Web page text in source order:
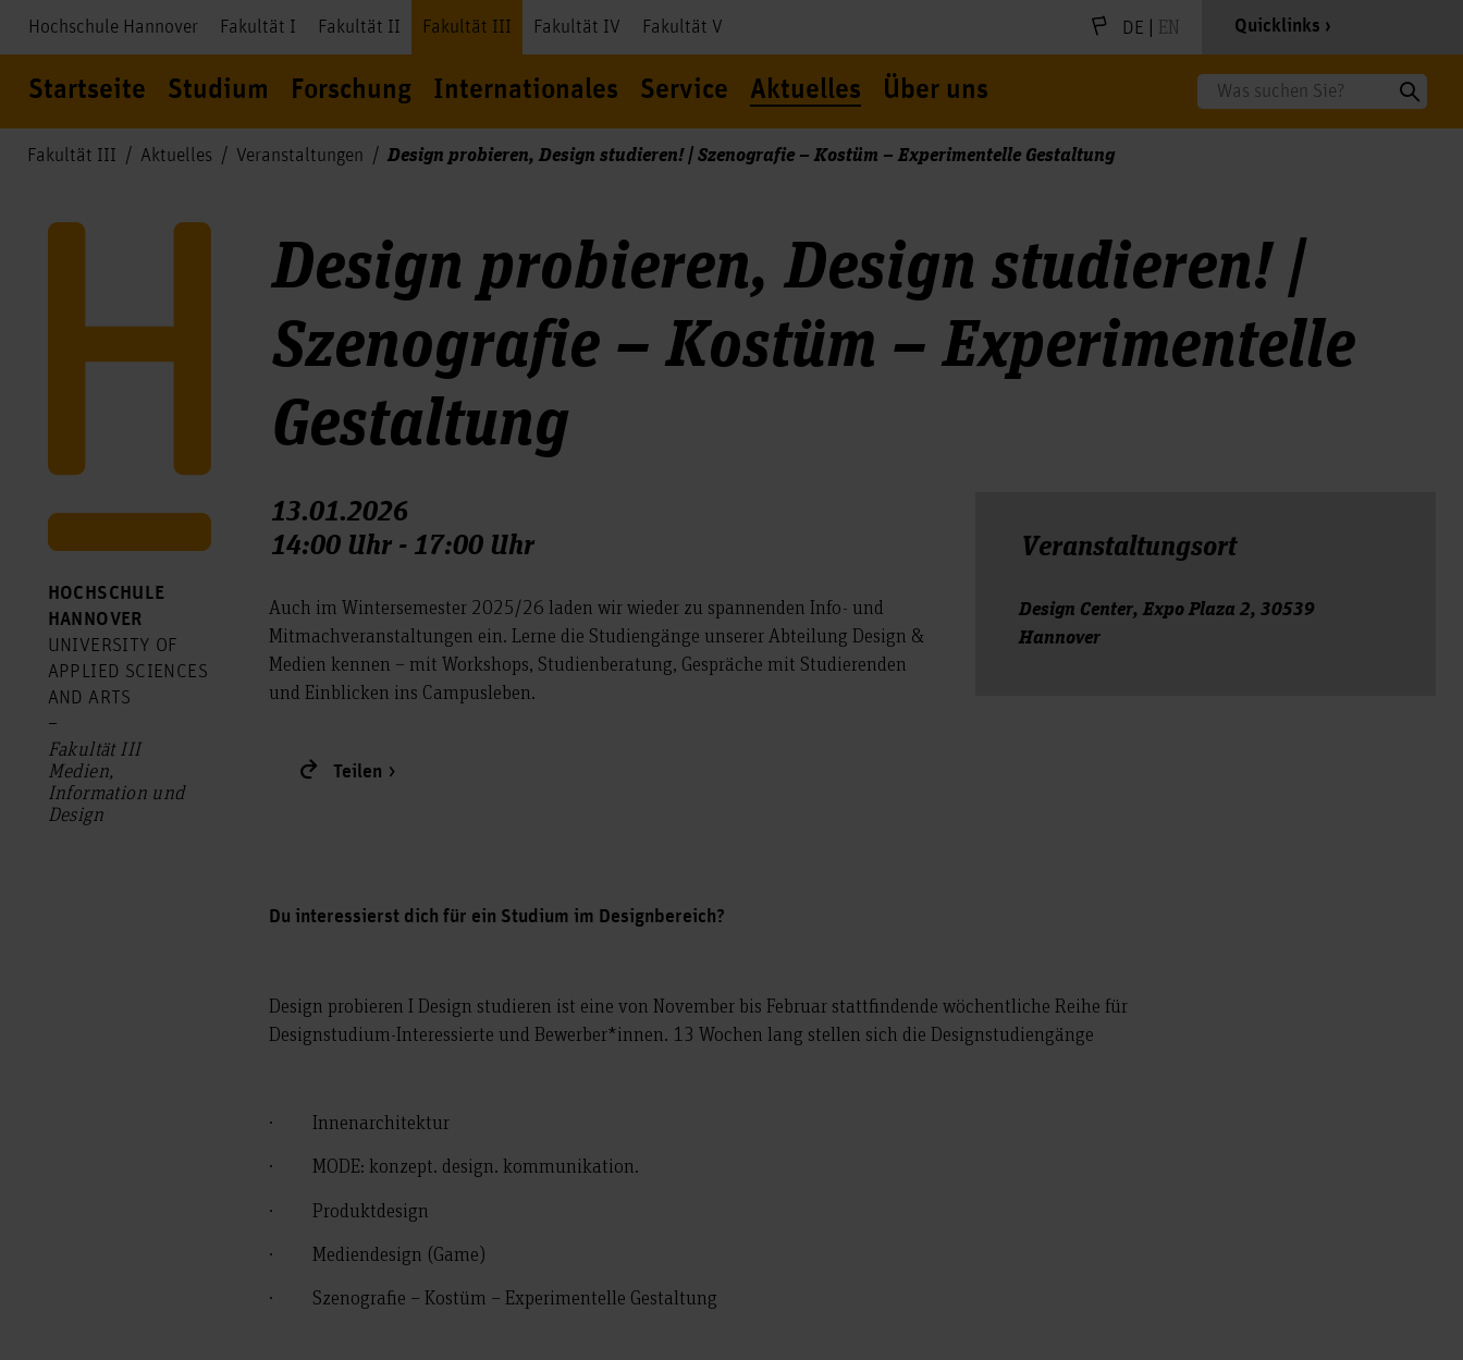
Hochschule Hannover Fakultät I Fakultät II Fakultät III Fakultät IV Fakultät V DE | EN Quicklinks
Startseite Studium Forschung Internationales Service Aktuelles Über uns Suche
Fakultät III Aktuelles Veranstaltungen Design probieren, Design studieren! | Szenografie – Kostüm – Experimentelle Gestaltung
HOCHSCHULE
HANNOVER
UNIVERSITY OF
APPLIED SCIENCES
AND ARTS
–
Fakultät III
Medien,
Information und
Design
Design probieren, Design studieren! |
Szenografie – Kostüm – Experimentelle
Gestaltung
13.01.2026
14:00 Uhr - 17:00 Uhr
Auch im Wintersemester 2025/26 laden wir wieder zu spannenden Info- und
Mitmachveranstaltungen ein. Lerne die Studiengänge unserer Abteilung Design &
Medien kennen – mit Workshops, Studienberatung, Gespräche mit Studierenden
und Einblicken ins Campusleben.
Teilen
Veranstal­tungs­ort
Design Center, Expo Plaza 2, 30539
Hannover
Du interessierst dich für ein Studium im Designbereich?
Design probieren I Design studieren ist eine von November bis Februar stattfindende wöchentliche Reihe für
Designstudium-Interessierte und Bewerber*innen. 13 Wochen lang stellen sich die Designstudiengänge
· Innenarchitektur
· MODE: konzept. design. kommunikation.
· Produktdesign
· Mediendesign (Game)
· Szenografie – Kostüm – Experimentelle Gestaltung